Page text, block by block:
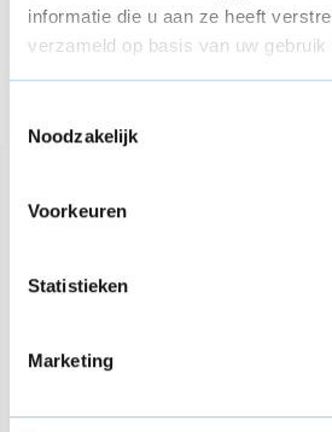
informatie die u aan ze heeft
verzameld op basis van uw
Noodzakelijk
Voorkeuren
Statistieken
Marketing